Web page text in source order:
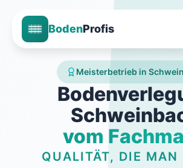
BodenProfis
Meisterbetrieb in
vom
QUALITÄT, DIE MAN